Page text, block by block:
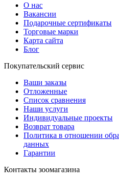
О нас
Вакансии
Подарочные сертификаты
Торговые марки
Карта сайта
Блог
Покупательский сервис
Ваши заказы
Отложенные
Список сравнения
Наши услуги
Индивидуальные проекты
Возврат товара
Политика в отношении
данных
Гарантии
Контакты зоомагазина